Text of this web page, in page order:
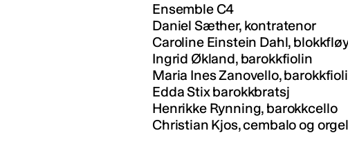
Ensemble C4
Daniel Sæther, kontratenor
Caroline Einstein Dahl,
Ingrid Økland, barokkfiolin
Maria Ines Zanovello,
Edda Stix barokkbratsj
Henrikke Rynning, barokkcello
Christian Kjos, cembalo og orgel